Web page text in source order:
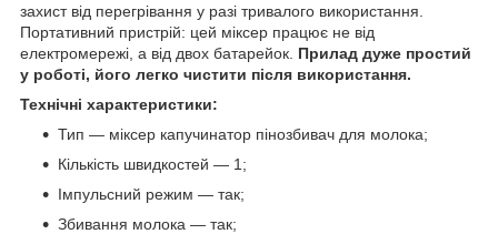
захист від перегрівання у разі тривалого використання.
Портативний пристрій: цей міксер працює не від
електромережі, а від двох батарейок. Прилад дуже простий
у роботі, його легко чистити після використання.
Технічні характеристики:
Тип — міксер капучинатор пінозбивач для молока;
Кількість швидкостей — 1;
Імпульсний режим — так;
Збивання молока — так;